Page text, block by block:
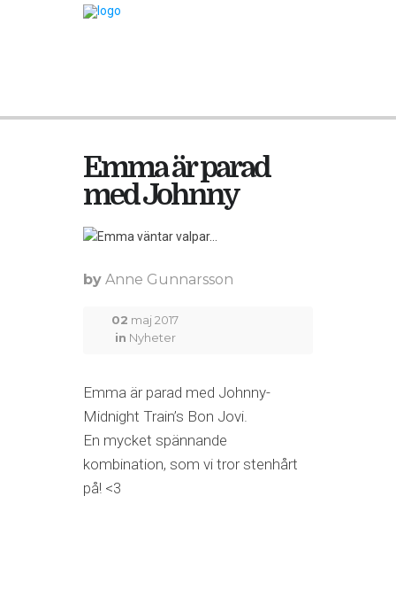
Emma är parad
med Johnny
by Anne Gunnarsson
02 maj 2017
in Nyheter
Emma är parad med Johnny-
Midnight Train’s Bon Jovi.
En mycket spännande
kombination, som vi tror stenhårt
på! <3